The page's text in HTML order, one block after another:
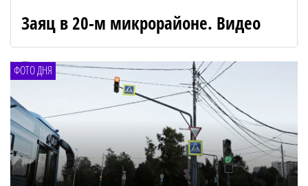
Заяц в 20-м микрорайоне. Видео
ФОТО ДНЯ